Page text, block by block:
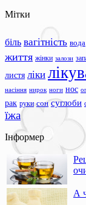
Мітки
біль вагітність вода
життя жінки залози
листя ліки
насіння нирок ноги нос
рак руки сон суглоби
їжа
Інформер
А